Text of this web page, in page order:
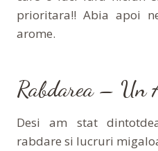
prioritara!! Abia apoi
arome.
Rabdarea – Un
Desi am stat
rabdare si lucruri